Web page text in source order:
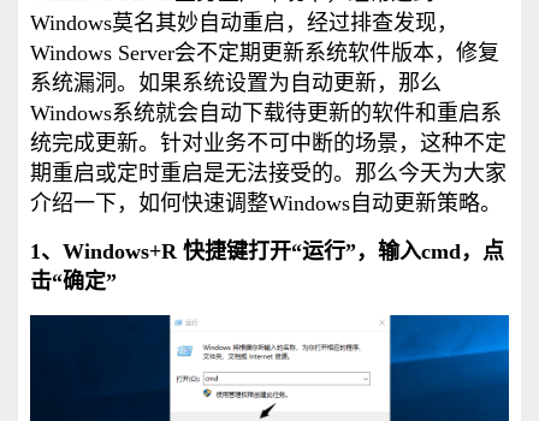
Windows莫名其妙自动重启，经过排查发现，
Windows Server会不定期更新系统软件版本，修复
系统漏洞。如果系统设置为自动更新，那么
Windows系统就会自动下载待更新的软件和重启系
统完成更新。针对业务不可中断的场景，这种不定
期重启或定时重启是无法接受的。那么今天为大家
介绍一下，如何快速调整Windows自动更新策略。
1、Windows+R 快捷键打开“运行”，输入cmd，点
击“确定”